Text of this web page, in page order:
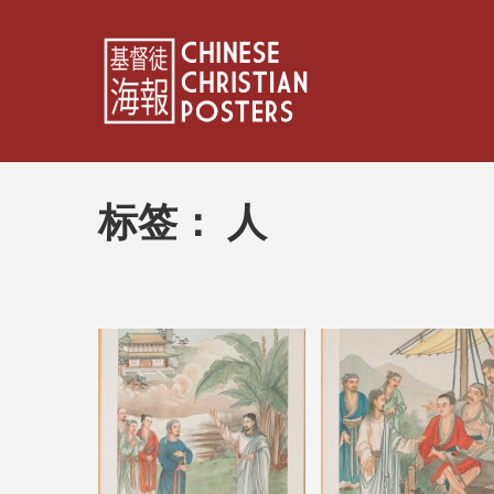
标签： 人
文
章
分
页